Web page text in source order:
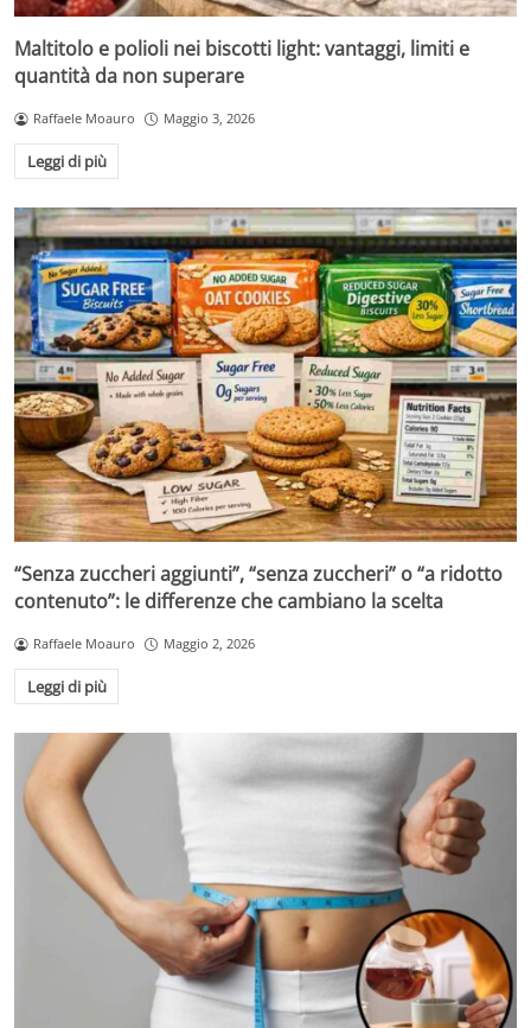
Maltitolo e polioli nei biscotti light: vantaggi, limiti e
quantità da non superare
Raffaele Moauro Maggio 3, 2026
Leggi di più
“Senza zuccheri aggiunti”, “senza zuccheri” o “a ridotto
contenuto”: le differenze che cambiano la scelta
Raffaele Moauro Maggio 2, 2026
Leggi di più